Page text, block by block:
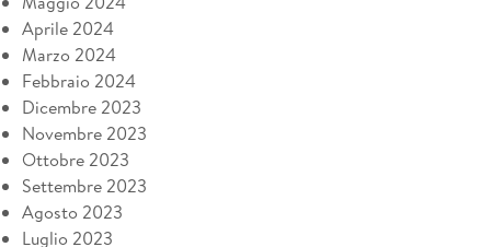
Aprile 2024
Marzo 2024
Febbraio 2024
Dicembre 2023
Novembre 2023
Ottobre 2023
Settembre 2023
Agosto 2023
Luglio 2023